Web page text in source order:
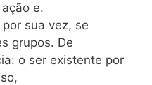
e.
sua vez, se
grupos. De
o ser existente por